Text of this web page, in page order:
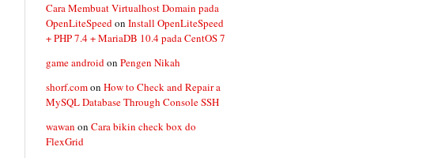
Cara Membuat Virtualhost Domain pada
OpenLiteSpeedon Install OpenLiteSpeed
+ PHP 7.4 + MariaDB 10.4 pada CentOS 7
game androidon Pengen Nikah
shorf.comon How to Check and Repair a
MySQL Database Through Console SSH
wawan on Cara bikin check box do
FlexGrid